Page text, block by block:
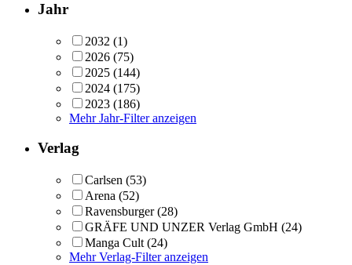
Jahr
2032 (1)
2026 (75)
2025 (144)
2024 (175)
2023 (186)
Mehr Jahr-Filter anzeigen
Verlag
Carlsen (53)
Arena (52)
Ravensburger (28)
GRÄFE UND UNZER Verlag GmbH (24)
Manga Cult (24)
Mehr Verlag-Filter anzeigen